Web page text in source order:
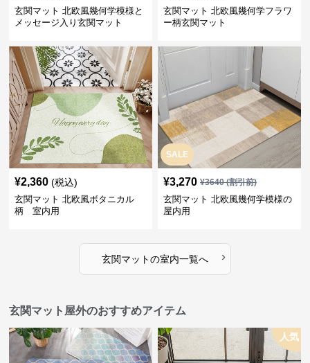
玄関マット 北欧風幾何学模様と
メッセージ入り玄関マット
玄関マット 北欧風幾何学フラワ
ー柄玄関マット
¥2,360 (税込)
玄関マット 北欧風ボタニカル
柄 室内用
SALE
¥3,270 ¥3640(割引前)
玄関マット 北欧風幾何学模様の
屋内用
玄関マットの室内一覧へ ›
玄関マット屋外のおすすめアイテム
人気